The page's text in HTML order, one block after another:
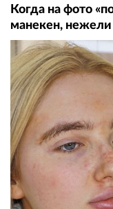
Когда на фото
манекен,